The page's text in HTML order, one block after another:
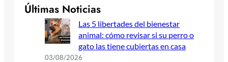
Últimas Noticias
Las 5 libertades del bienestar
animal: cómo revisar si su perro o
gato las tiene cubiertas en casa
03/08/2026